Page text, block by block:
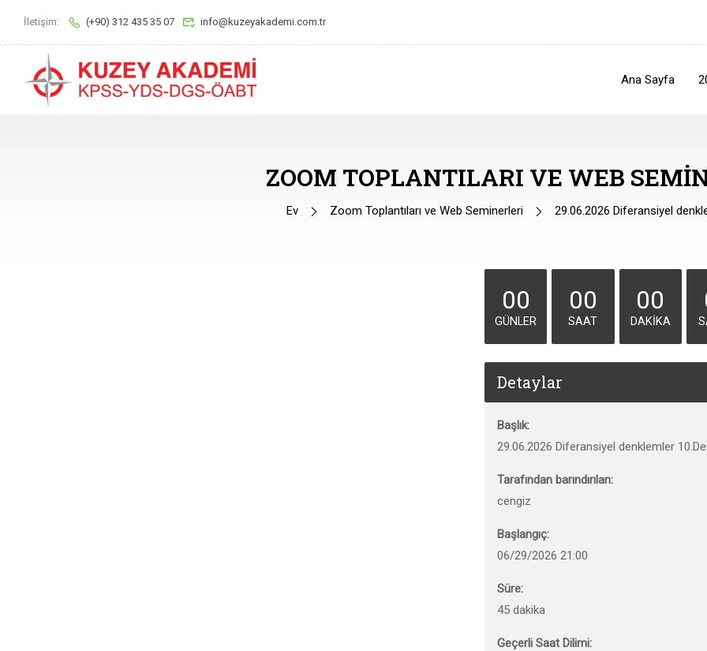
İletişim: (+90) 312 435 35 07 info@kuzeyakademi.com.tr
Ana Sayfa
ZOOM TOPLANTILARI VE WEB
Ev Zoom Toplantıları ve Web Seminerleri 29.06.2026 Diferansiyel
00
GÜNLER
00
SAAT
00
DAKIKA
Detaylar
Başlık:
29.06.2026 Diferansiyel denklemler
Tarafından barındırılan:
cengiz
Başlangıç:
06/29/2026 21:00
Süre:
45 dakika
Geçerli Saat Dilimi: